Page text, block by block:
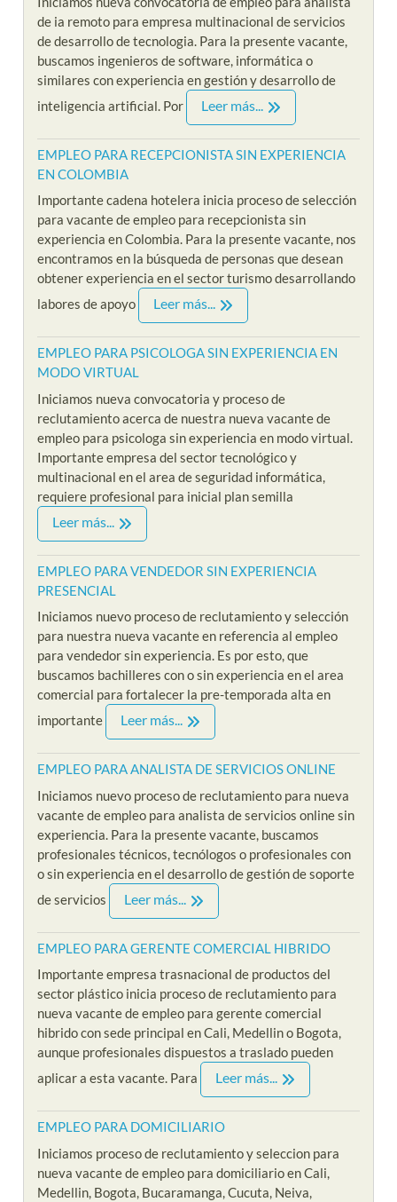
de ia remoto para empresa multinacional de servicios
de desarrollo de tecnologia. Para la presente vacante,
buscamos ingenieros de software, informática o
similares con experiencia en gestión y desarrollo de
inteligencia artificial. Por
Leer más...
EMPLEO PARA RECEPCIONISTA SIN EXPERIENCIA
EN COLOMBIA
Importante cadena hotelera inicia proceso de selección
para vacante de empleo para recepcionista sin
experiencia en Colombia. Para la presente vacante, nos
encontramos en la búsqueda de personas que desean
obtener experiencia en el sector turismo desarrollando
labores de apoyo
Leer más...
EMPLEO PARA PSICOLOGA SIN EXPERIENCIA EN
MODO VIRTUAL
Iniciamos nueva convocatoria y proceso de
reclutamiento acerca de nuestra nueva vacante de
empleo para psicologa sin experiencia en modo virtual.
Importante empresa del sector tecnológico y
multinacional en el area de seguridad informática,
requiere profesional para inicial plan semilla
Leer más...
EMPLEO PARA VENDEDOR SIN EXPERIENCIA
PRESENCIAL
Iniciamos nuevo proceso de reclutamiento y selección
para nuestra nueva vacante en referencia al empleo
para vendedor sin experiencia. Es por esto, que
buscamos bachilleres con o sin experiencia en el area
comercial para fortalecer la pre-temporada alta en
importante
Leer más...
EMPLEO PARA ANALISTA DE SERVICIOS ONLINE
Iniciamos nuevo proceso de reclutamiento para nueva
vacante de empleo para analista de servicios online sin
experiencia. Para la presente vacante, buscamos
profesionales técnicos, tecnólogos o profesionales con
o sin experiencia en el desarrollo de gestión de soporte
de servicios
Leer más...
EMPLEO PARA GERENTE COMERCIAL HIBRIDO
Importante empresa trasnacional de productos del
sector plástico inicia proceso de reclutamiento para
nueva vacante de empleo para gerente comercial
hibrido con sede principal en Cali, Medellin o Bogota,
aunque profesionales dispuestos a traslado pueden
aplicar a esta vacante. Para
Leer más...
EMPLEO PARA DOMICILIARIO
Iniciamos proceso de reclutamiento y seleccion para
nueva vacante de empleo para domiciliario en Cali,
Medellin, Bogota, Bucaramanga, Cucuta, Neiva,